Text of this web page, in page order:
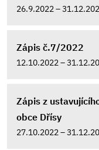
26.9.2022 –
Zápis č.7/2022
12.10.2022 –
Zápis z
obce Dřísy
27.10.2022 –